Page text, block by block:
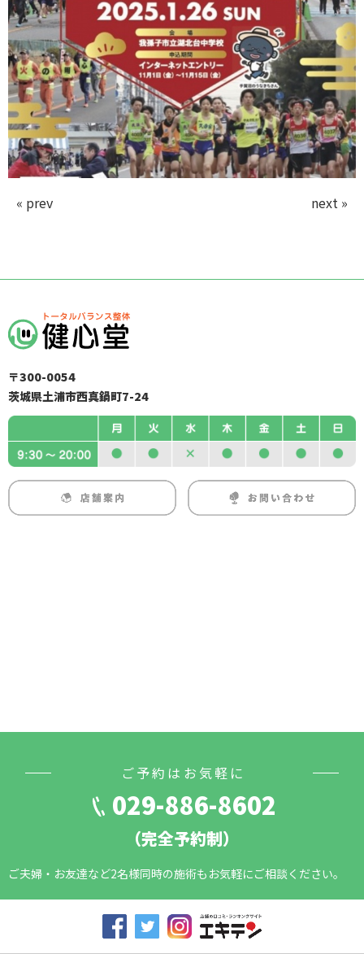
« prev next »
〒300-0054
茨城県土浦市西真鍋町7-24
ご予約はお気軽に
029-886-8602
（完全予約制）
ご夫婦・お友達など2名様同時の施術もお気軽にご相談ください。